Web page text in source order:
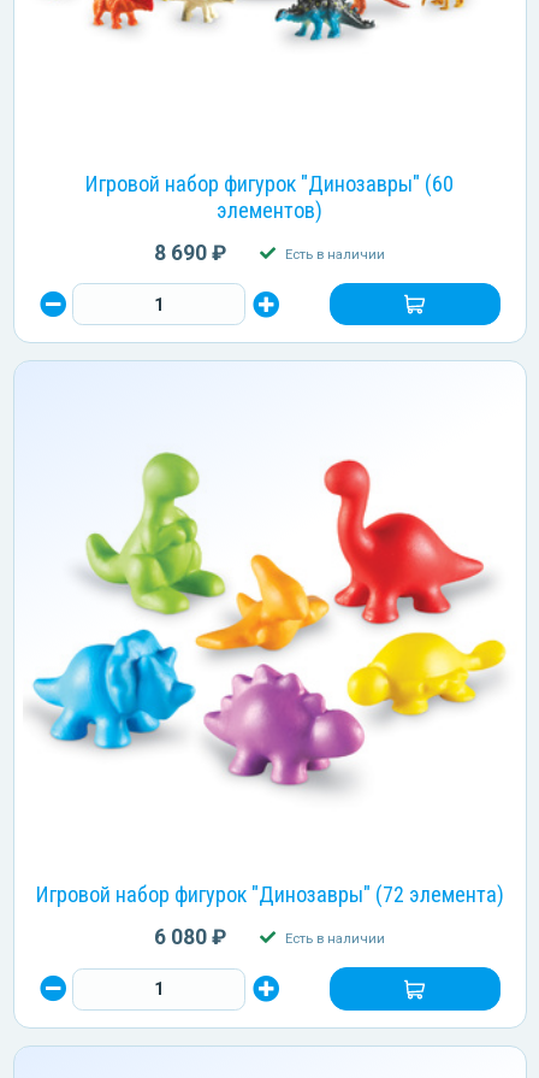
Игровой набор фигурок "Динозавры" (60
элементов)
8 690 ₽ Есть в наличии
Игровой набор фигурок "Динозавры" (72 элемента)
6 080 ₽ Есть в наличии